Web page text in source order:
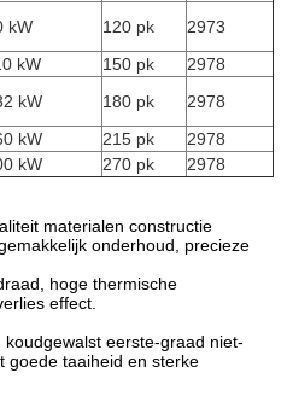
kW 120 pk
2973
kW 150 pk
2978
kW 180 pk
2978
kW 215 pk
2978
kW 270 pk 2978
materialen constructie
onderhoud, precieze
hoge thermische
effect.
eerste-graad niet-
goede taaiheid en sterke